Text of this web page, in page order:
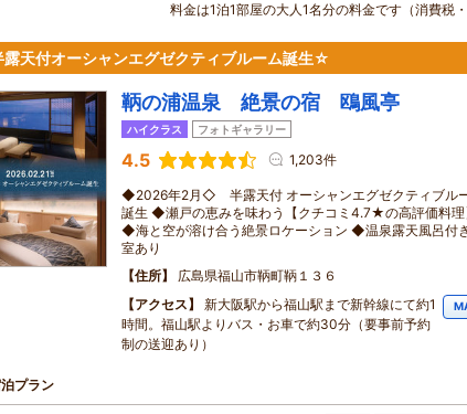
料金は1泊1部屋の大人1名分の料金です（消費税
露天付オーシャンエグゼクティブルーム誕生☆
鞆の浦温泉 絶景の宿 鴎風亭
ハイクラス フォトギャラリー
4.5 1,203件
◆2026年2月◇ 半露天付 オーシャンエグゼクティブル
誕生 ◆瀬戸の恵みを味わう【クチコミ4.7★の高評価料理
◆海と空が溶け合う絶景ロケーション ◆温泉露天風呂付
室あり
住所
広島県福山市鞆町鞆１３６
アクセス
新大阪駅から福山駅まで新幹線にて約1
時間。福山駅よりバス・お車で約30分（要事前予約
制の送迎あり）
泊プラン